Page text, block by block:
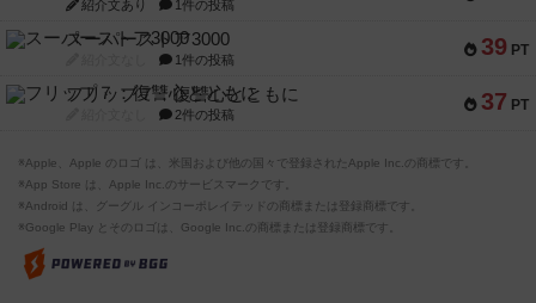
紹介文あり 1件の投稿
39 PT
スーパーストア3000
1件の投稿
37 PT
フリップ７：復讐心とともに
2件の投稿
※Apple、Apple のロゴ は、米国および他の国々で登録されたApple Inc.の商標です。
※App Store は、Apple Inc.のサービスマークです。
※Android は、グーグル インコーポレイテッドの商標または登録商標です。
※Google Play とそのロゴは、Google Inc.の商標または登録商標です。